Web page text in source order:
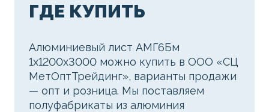
ГДЕ КУПИТЬ
Алюминиевый лист АМГ6Бм
1х1200х3000 можно купить в ООО «СЦ
МетОптТрейдинг», варианты продажи
— опт и розница. Мы поставляем
полуфабрикаты из алюминия